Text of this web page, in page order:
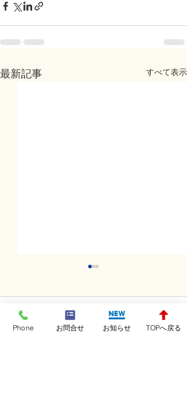
最新記事 すべて表示
コメント
Phone お問合せ お知らせ TOPへ戻る